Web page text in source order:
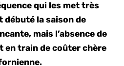
qui les met très
débuté la saison de
mais l’absence de
en train de coûter chère